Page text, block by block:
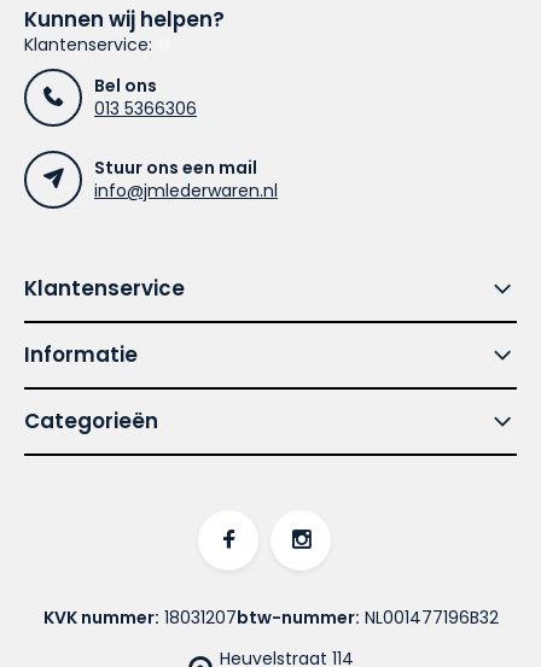
Kunnen wij helpen?
Klantenservice:
Bel ons
013 5366306
Stuur ons een mail
info@jmlederwaren.nl
Klantenservice
Informatie
Categorieën
Heuvelstraat 114
KVK nummer: 18031207btw-nummer: NL001477196B32